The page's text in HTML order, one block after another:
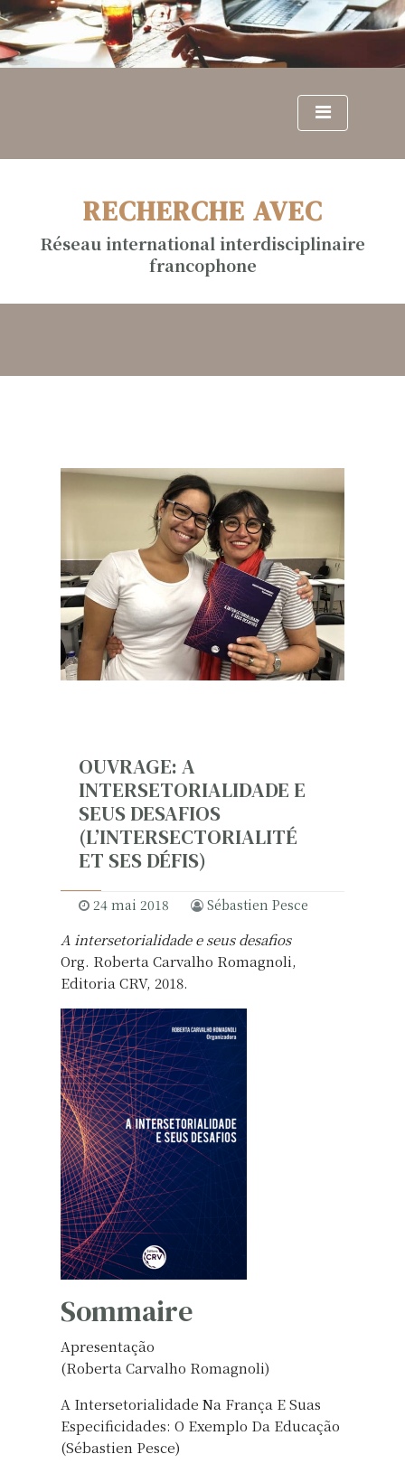
S
k
i
o
RECHERCHE AVEC
Réseau international interdisciplinaire
francophone
OUVRAGE: A
INTERSETORIALIDADE E
SEUS DESAFIOS
(L’INTERSECTORIALITÉ
ET SES DÉFIS)
24 mai 2018 Sébastien Pesce
A intersetorialidade e seus desafios
Org. Roberta Carvalho Romagnoli,
Editoria CRV, 2018.
Sommaire
Apresentação
(Roberta Carvalho Romagnoli)
A Intersetorialidade Na França E Suas
Especificidades: O Exemplo Da Educação
(Sébastien Pesce)